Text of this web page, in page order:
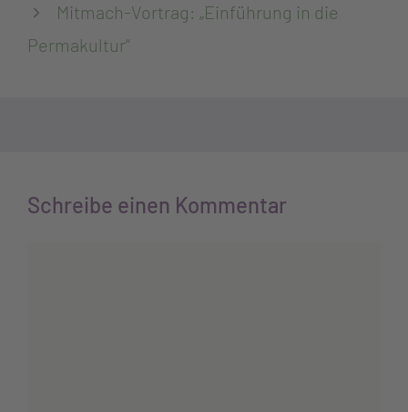
Mitmach-Vortrag: „Einführung in die
Permakultur“
Schreibe einen Kommentar